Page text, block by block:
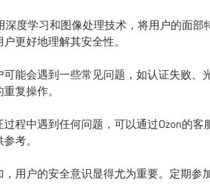
深度学习和图像处理技术，将用户的面部
更好地理解其安全性。
能会遇到一些常见问题，如认证失败、
复操作。
程中遇到任何问题，可以通过Ozon的
考。
用户的安全意识显得尤为重要。定期